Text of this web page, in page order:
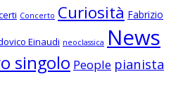
Concerto Curiosità Fabrizio
Einaudi neoclassica News
singolo People pianista